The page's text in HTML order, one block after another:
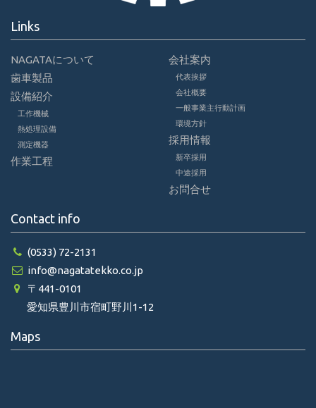
Links
NAGATAについて
歯車製品
設備紹介
工作機械
熱処理設備
測定機器
作業工程
会社案内
代表挨拶
会社概要
一般事業主行動計画
環境方針
採用情報
新卒採用
中途採用
お問合せ
Contact info
(0533) 72-2131
info@nagatatekko.co.jp
〒441-0101
愛知県豊川市宿町野川1-12
Maps